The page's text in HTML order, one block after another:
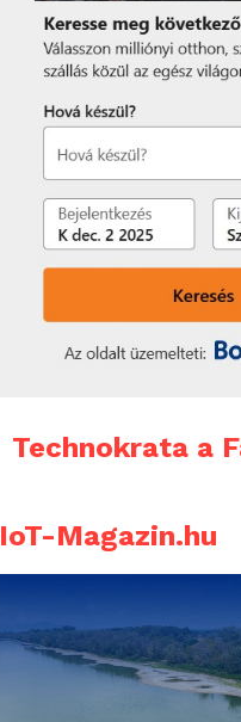
Technokrata a
IoT-Magazin.hu